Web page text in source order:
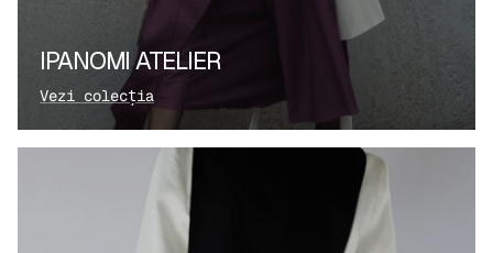
IPANOMI ATELIER
Vezi colecția